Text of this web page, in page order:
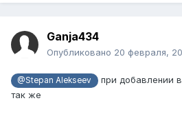
Ganja434
Опубликовано 20 февраля,
@Stepan Alekseev
при добавлении
так же